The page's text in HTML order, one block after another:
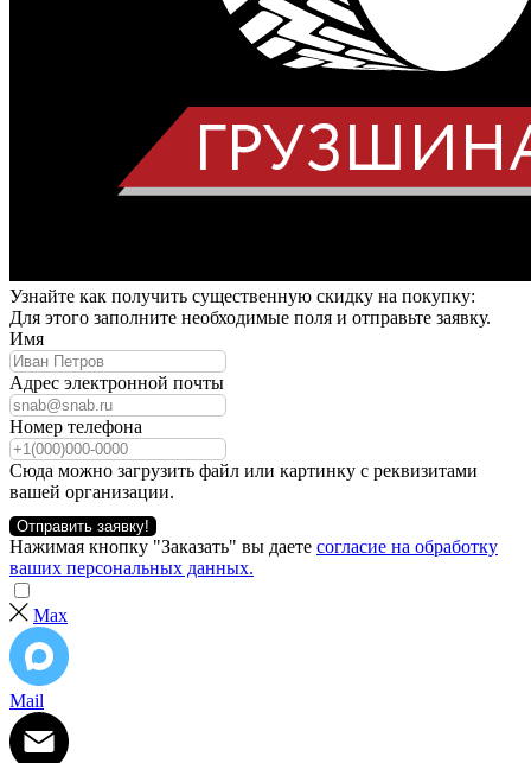
Узнайте как получить существенную скидку на покупку:
Для этого заполните необходимые поля и отправьте заявку.
Имя
Адрес электронной почты
Номер телефона
Сюда можно загрузить файл или картинку с реквизитами
вашей организации.
Отправить заявку!
Нажимая кнопку "Заказать" вы даете согласие на обработку
ваших персональных данных.
Max
Mail